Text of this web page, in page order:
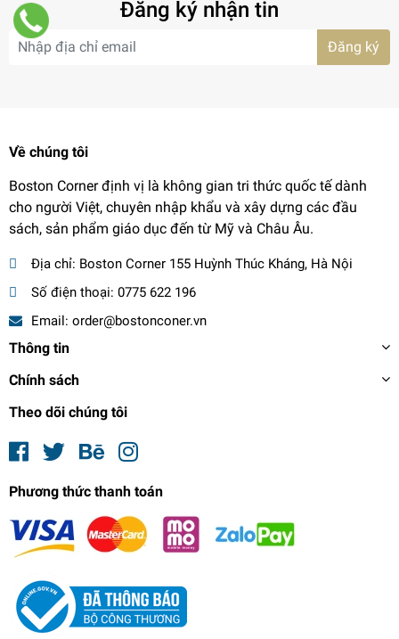
Đăng ký nhận tin
Đăng ký
Về chúng tôi
Boston Corner định vị là không gian tri thức quốc tế dành
cho người Việt, chuyên nhập khẩu và xây dựng các đầu
sách, sản phẩm giáo dục đến từ Mỹ và Châu Âu.
Địa chỉ: Boston Corner 155 Huỳnh Thúc Kháng, Hà Nội
Số điện thoại: 0775 622 196
Email: order@bostonconer.vn
Thông tin
Chính sách
Theo dõi chúng tôi
Phương thức thanh toán